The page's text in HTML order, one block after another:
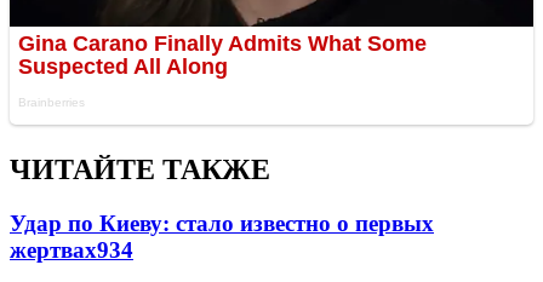
ЧИТАЙТЕ ТАКЖЕ
Удар по Киеву: стало известно о первых
жертвах934